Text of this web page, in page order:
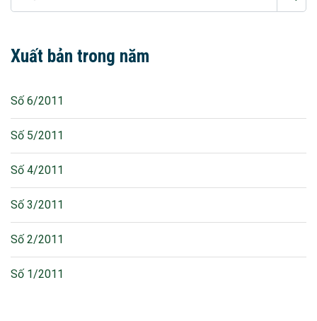
Xuất bản trong năm
Số 6/2011
Số 5/2011
Số 4/2011
Số 3/2011
Số 2/2011
Số 1/2011